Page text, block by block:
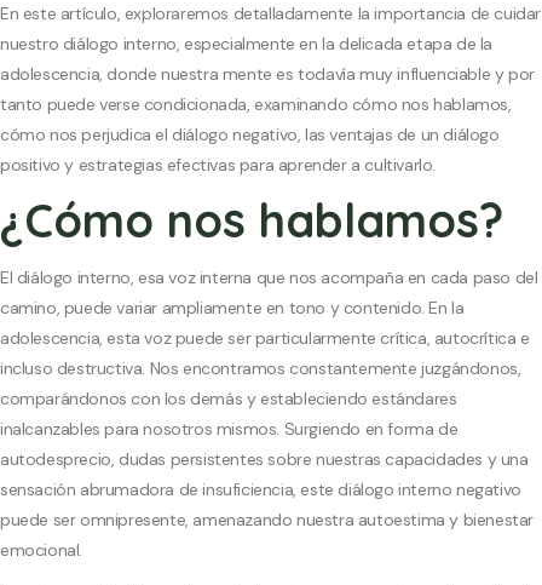
En este artículo, exploraremos detalladamente la importancia de cuidar
nuestro diálogo interno, especialmente en la delicada etapa de la
adolescencia, donde nuestra mente es todavía muy influenciable y por
tanto puede verse condicionada, examinando cómo nos hablamos,
cómo nos perjudica el diálogo negativo, las ventajas de un diálogo
positivo y estrategias efectivas para aprender a cultivarlo.
¿Cómo nos hablamos?
El diálogo interno, esa voz interna que nos acompaña en cada paso del
camino, puede variar ampliamente en tono y contenido. En la
adolescencia, esta voz puede ser particularmente crítica, autocrítica e
incluso destructiva. Nos encontramos constantemente juzgándonos,
comparándonos con los demás y estableciendo estándares
inalcanzables para nosotros mismos. Surgiendo en forma de
autodesprecio, dudas persistentes sobre nuestras capacidades y una
sensación abrumadora de insuficiencia, este diálogo interno negativo
puede ser omnipresente, amenazando nuestra autoestima y bienestar
emocional.